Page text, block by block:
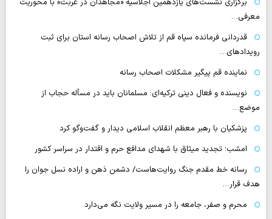
معرفی…
قدردانی فرمانده سپاه قم از تلاش اصحاب رسانه استان برای ثبت
رویدادهای…
نماینده قم پیگیر مشکلات اصحاب رسانه
نویسنده و فعال دینی ترکیه‌ای: مسلمانان باید در مسأله حجاب از
موضع…
پزشکیان با رهبر معظم انقلاب اسلامی دیدار و گفت‌وگو کرد
امشب؛ تجدید میثاق با شهدای مدافع حرم و اقتدار در سراسر کشور
رسانه‌ خط مقدم جنگ روایت‌هاست/ دشمن ذهن و اراده نسل جوان را
هدف قرار…
محرم و صفر، جامعه را در مسیر ولایت نگه می‌دارد